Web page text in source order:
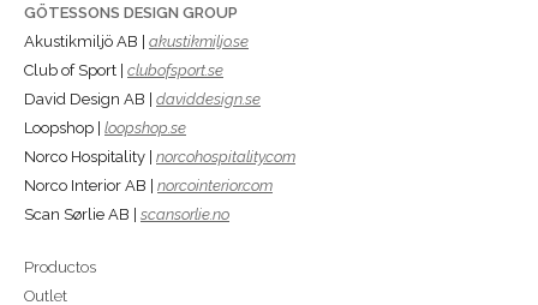
GÖTESSONS DESIGN GROUP
Akustikmiljö AB | akustikmiljo.se
Club of Sport | clubofsport.se
David Design AB | daviddesign.se
Loopshop | loopshop.se
Norco Hospitality | norcohospitality.com
Norco Interior AB | norcointerior.com
Scan Sørlie AB | scansorlie.no
Productos
Outlet